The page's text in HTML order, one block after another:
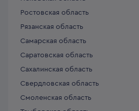
Ростовская область
Рязанская область
Самарская область
Саратовская область
Сахалинская область
Свердловская область
Смоленская область